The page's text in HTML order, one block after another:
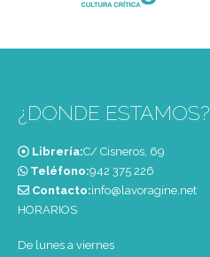
¿DONDE ESTAMOS?
Librería:C/ Cisneros, 69
Teléfono:‭942 375 226‬
Contacto:info@lavoragine.net
HORARIOS
De lunes a viernes